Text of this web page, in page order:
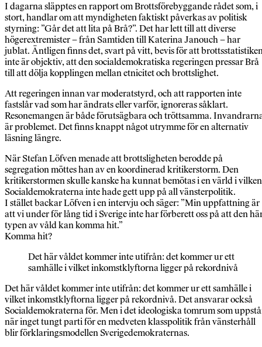
I dagarna släpptes en rapport om Brottsförebyggande rådet som, i
stort, handlar om att myndigheten faktiskt påverkas av politisk
styrning: ”Går det att lita på Brå?”. Det har lett till att diverse
högerextremister – från Samtiden till Katerina Janouch – har
jublat. Äntligen finns det, svart på vitt, bevis för att
inte är objektiv, att den socialdemokratiska regeringen pressar Brå
till att dölja kopplingen mellan etnicitet och brottslighet.
Att regeringen innan var moderatstyrd, och att rapporten inte
fastslår vad som har ändrats eller varför, ignoreras såklart.
Resonemangen är både förutsägbara och tröttsamma.
är problemet. Det finns knappt något utrymme för en alternativ
läsning längre.
När Stefan Löfven menade att brottsligheten berodde på
segregation möttes han av en koordinerad kritikerstorm. Den
kritikerstormen skulle kanske ha kunnat bemötas i en värld i vilken
Socialdemokraterna inte hade gett upp på all vänsterpolitik.
I stället backar Löfven i en intervju och säger: ”Min uppfattning är
att vi under för lång tid i Sverige inte har förberett oss på att den
typen av våld kan komma hit.”
Komma hit?
Det här våldet kommer inte utifrån: det kommer ur ett
samhälle i vilket inkomstklyftorna ligger på rekordnivå
Det här våldet kommer inte utifrån: det kommer ur ett samhälle i
vilket inkomstklyftorna ligger på rekordnivå. Det ansvarar också
Socialdemokraterna för. Men i det ideologiska tomrum som
när inget tungt parti för en medveten klasspolitik från vänsterhåll
blir förklaringsmodellen Sverigedemokraternas.